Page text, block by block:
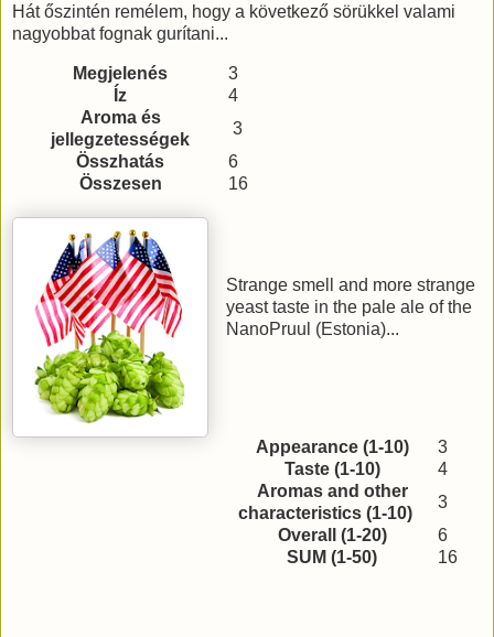
Hát őszintén remélem, hogy a következő sörükkel valami
nagyobbat fognak gurítani...
Megjelenés
3
Íz
4
Aroma és
jellegzetességek
3
Összhatás
6
Összesen
16
Strange smell and more strange
yeast taste in the pale ale of the
NanoPruul (Estonia)...
Appearance (1-10)
3
Taste (1-10)
4
Aromas and other
characteristics (1-10)
3
Overall (1-20)
6
SUM (1-50)
16